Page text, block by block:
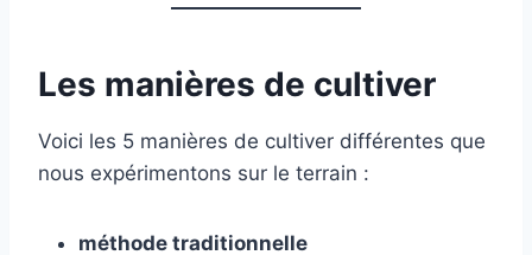
Les manières de cultiver
Voici les 5 manières de cultiver différentes que
nous expérimentons sur le terrain :
méthode traditionnelle